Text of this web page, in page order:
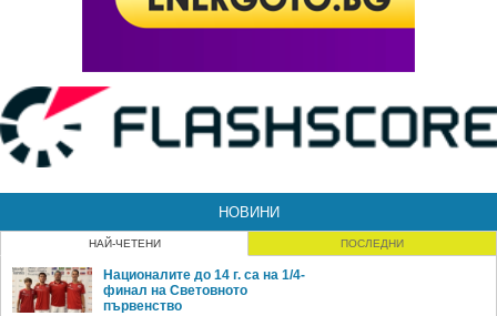
НОВИНИ
НАЙ-ЧЕТЕНИ ПОСЛЕДНИ
Националите до 14 г. са на 1/4-
финал на Световното
първенство